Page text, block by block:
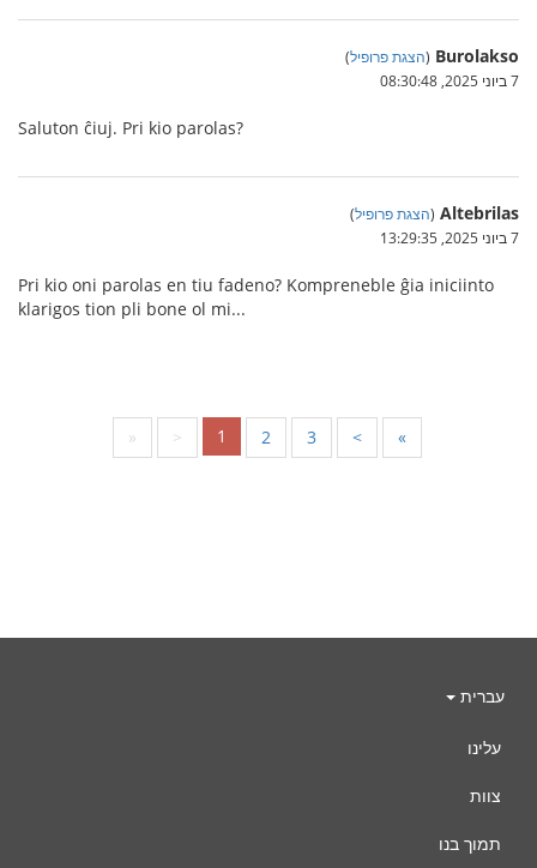
Burolakso
(הצגת פרופיל)
7 ביוני 2025, 08:30:48
Saluton ĉiuj. Pri kio parolas?
Altebrilas
(הצגת פרופיל)
7 ביוני 2025, 13:29:35
Pri kio oni parolas en tiu fadeno? Kompreneble ĝia iniciinto
klarigos tion pli bone ol mi...
« < 1 2 3 > »
עברית
עלינו
צוות
תמוך בנו